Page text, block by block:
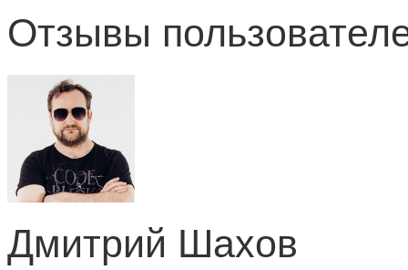
Отзывы
Дмитрий Шахов